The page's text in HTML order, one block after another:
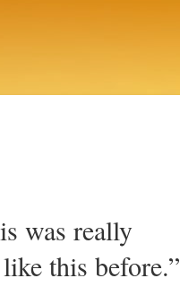
was really
this before.”